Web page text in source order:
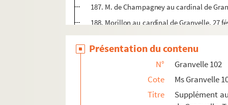
187. M. de Champagney au cardinal de
188. Morillon au cardinal de Granvelle. 27
190. M. de Champagney à Morillon. Gand,
192. Le cardinal de Granvelle à Morillon.
193. Appelteren à Morillon. Lille, 24 et 29
196. Les prévôt, doyen et chapitre de
198. Morillon au cardinal de Granvelle.
Présentation du contenu
N°
Granvelle 102
Cote
Ms Granvelle
Titre
Supplément